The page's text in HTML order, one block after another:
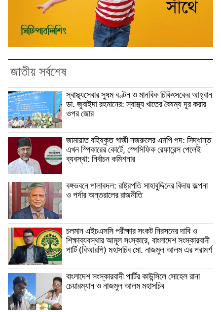
জাতীয় সর্বশেষ
স্বাস্থ্যসেবার সুষম বণ্টন ও মানবিক চিকিৎসকের আহ্বান
ডা. জুবাইদা রহমানের: স্বাস্থ্য খাতের বৈষম্য দূর করার
ওপর জোর
জামায়াত বহিষ্কৃত গাজী নজরুলের এমপি পদ: সিদ্ধান্ত
এখন স্পিকারের কোর্টে, স্পেসিফিক রেফারেন্স পেলেই
ব্যবস্থা: নির্বাচন কমিশনার
বঙ্গভবনে পালাবদল: রাষ্ট্রপতি সাহাবুদ্দিনের বিদায় জল্পনা
ও পর্দার অন্তরালের রাজনীতি
চলমান এইচএসসি পরীক্ষার সংকট নিরসনের দাবি ও
শিক্ষাব্যবস্থার আমূল সংস্কারে, বাংলাদেশ সংস্কারবাদী
পার্টি (বিআরপি) মহাসচিব মো. নাজমুল আলম এর পরামর্শ
বাংলাদেশ সংস্কারবাদী পার্টির কাউন্সিলে সোহেল রানা
চেয়ারম্যান ও নাজমুল আলম মহাসচিব